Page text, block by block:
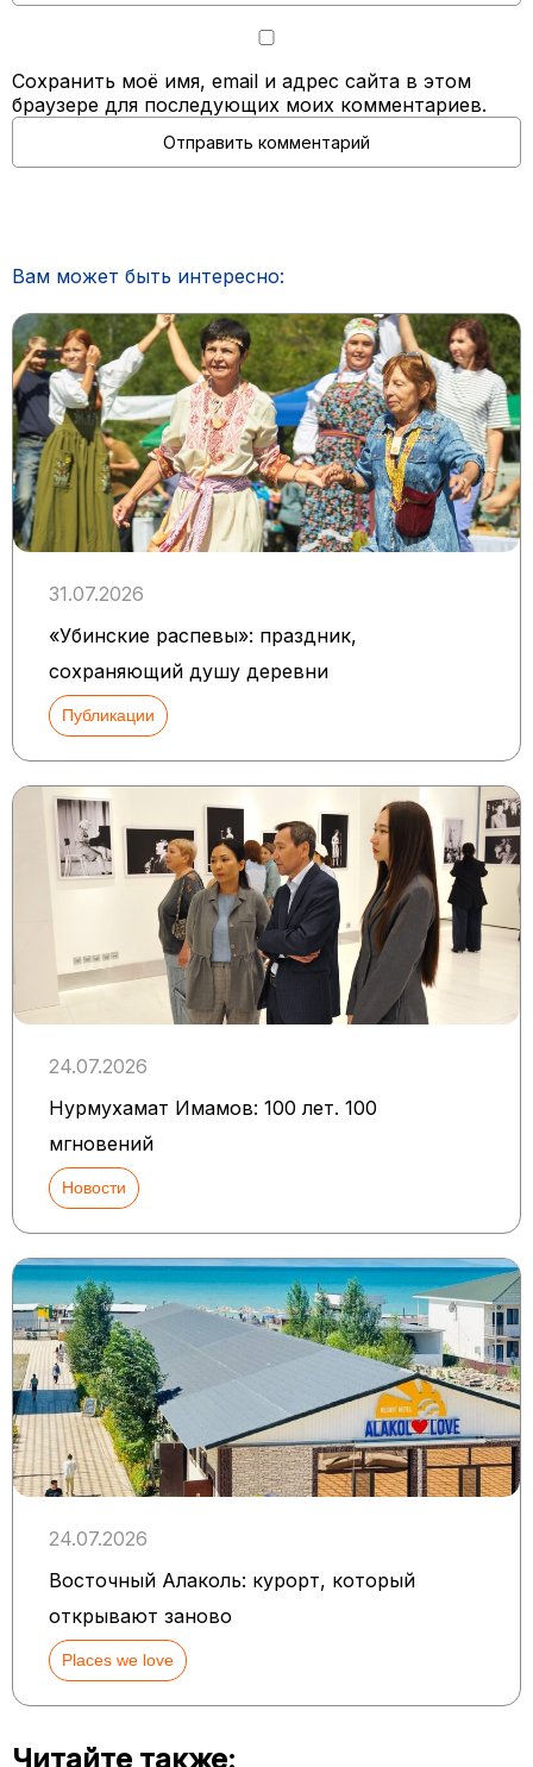
Сохранить моё имя, email и адрес сайта в этом
браузере для последующих моих комментариев.
Вам может быть интересно:
31.07.2026
«Убинские распевы»: праздник,
сохраняющий душу деревни
Публикации
24.07.2026
Нурмухамат Имамов: 100 лет. 100
мгновений
Новости
24.07.2026
Восточный Алаколь: курорт, который
открывают заново
Places we love
Читайте также: